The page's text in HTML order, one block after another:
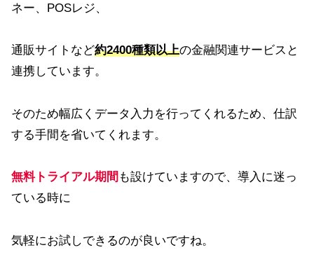
ネー、POSレジ、
通販サイトなど約2400種類以上の金融関連サービスと
連携しています。
そのため幅広くデータ入力を行ってくれるため、仕訳
する手間を省いてくれます。
無料トライアル期間 も設けていますので、導入に迷っ
ている時に
気軽にお試しできるのが良いですね。